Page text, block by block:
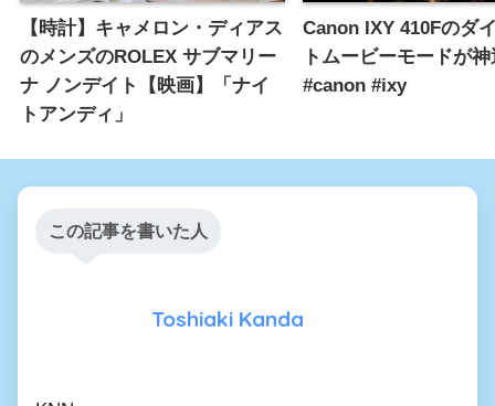
【時計】キャメロン・ディアス
のメンズのROLEX サブマリー
ナ ノンデイト【映画】「ナイ
トアンディ」
Canon IXY 410Fのダ
トムービーモードが
#canon #ixy
この記事を書いた人
Toshiaki Kanda